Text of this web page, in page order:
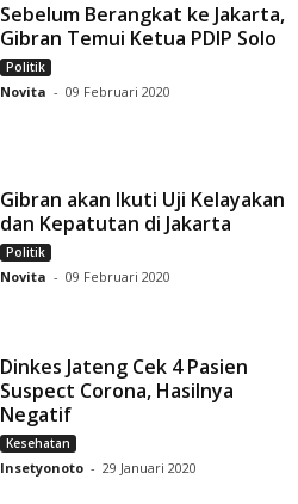
Sebelum Berangkat ke Jakarta,
Gibran Temui Ketua PDIP Solo
Politik
Novita - 09 Februari 2020
Gibran akan Ikuti Uji Kelayakan
dan Kepatutan di Jakarta
Politik
Novita - 09 Februari 2020
Dinkes Jateng Cek 4 Pasien
Suspect Corona, Hasilnya
Negatif
Kesehatan
Insetyonoto - 29 Januari 2020